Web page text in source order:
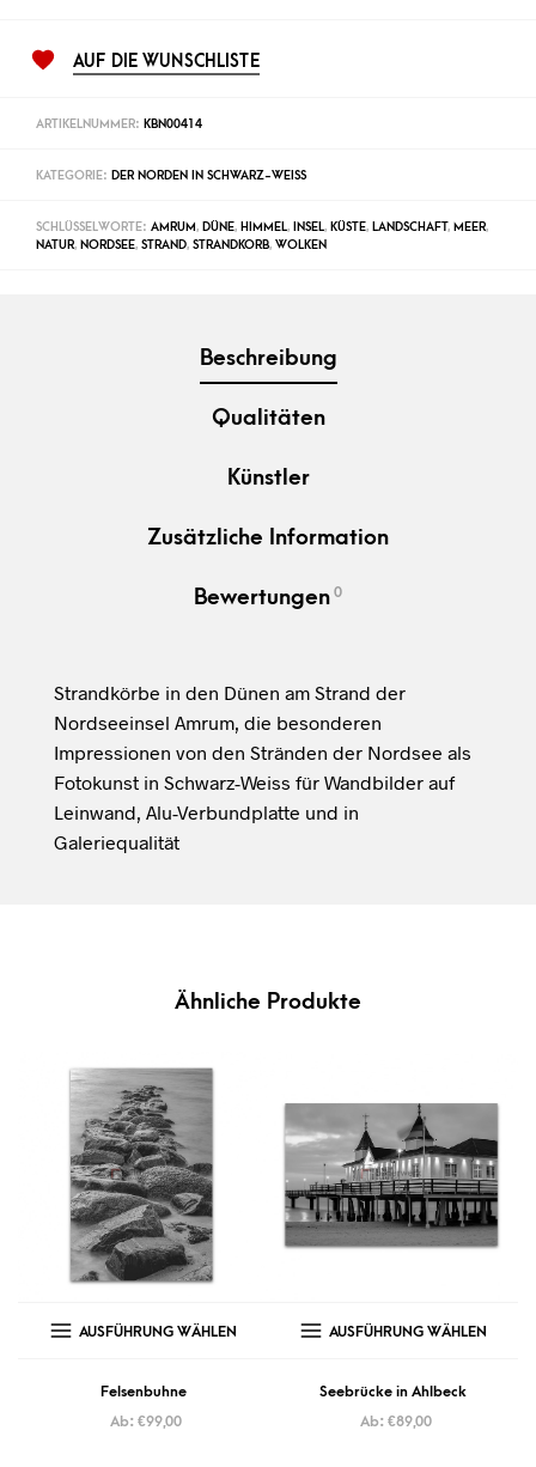
AUF DIE WUNSCHLISTE
ARTIKELNUMMER: KBN00414
KATEGORIE: DER NORDEN IN SCHWARZ-WEISS
SCHLÜSSELWORTE: AMRUM, DÜNE, HIMMEL, INSEL, KÜSTE, LANDSCHAFT, MEER,
NATUR, NORDSEE, STRAND, STRANDKORB, WOLKEN
Beschreibung
Qualitäten
Künstler
Zusätzliche Information
Bewertungen 0
Strandkörbe in den Dünen am Strand der
Nordseeinsel Amrum, die besonderen
Impressionen von den Stränden der Nordsee als
Fotokunst in Schwarz-Weiss für Wandbilder auf
Leinwand, Alu-Verbundplatte und in
Galeriequalität
Ähnliche Produkte
AUSFÜHRUNG WÄHLEN
Felsenbuhne
Ab: €99,00
AUSFÜHRUNG WÄHLEN
Seebrücke in Ahlbeck
Ab: €89,00